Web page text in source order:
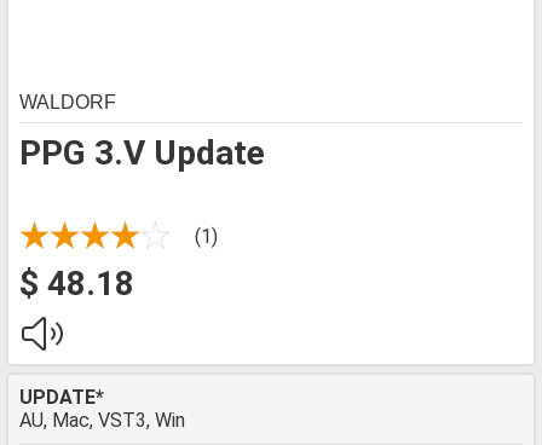
PPG 3.V Update
WALDORF
(1)
$ 48.18
UPDATE*
AU, Mac, VST3, Win